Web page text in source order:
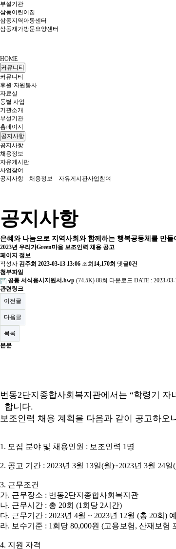
부설기관
삼동어린이집
삼동지역아동센터
삼동재가방문요양센터
HOME
커뮤니티
커뮤니티
후원·자원봉사
자료실
동별 사업
기관소개
부설기관
홈페이지
공지사항
공지사항
채용정보
자유게시판
사업참여
공지사항
채용정보 자유게시판사업참여
공지사항
은혜와 나눔으로 지역사회와 함께하는 행복공동체를 만들
2023년 우리가Green마을 보조인력 채용 공고
페이지 정보
작성자 김주희 2023-03-13 13:06 조회 14,170회 댓글0건
첨부파일
공통 서식응시지원서.hwp (74.5K) 88회 다운로드 DATE : 2023-
관련링크
이전글
다음글
목록
본문
번동2단지종합사회복지관에서는 “학령기 자
합니다.
보조인력 채용 계획을 다음과 같이 공고하오
1. 모집 분야 및 채용인원 : 보조인력 1 명
2. 공고 기간 : 2023년 3월 13일(월)~2023년 3월 24일(
3. 근무조건
가. 근무장소 : 번동2단지종합사회복지관
나. 근무시간 : 총 20회 (1 회당 2시간)
다. 근무기간 : 2023년 4월 ~ 2023년 12월 (총 20회 )
라. 보수기준 : 1 회당 80,000원 (고용보험, 산재보험
4. 지원 자격